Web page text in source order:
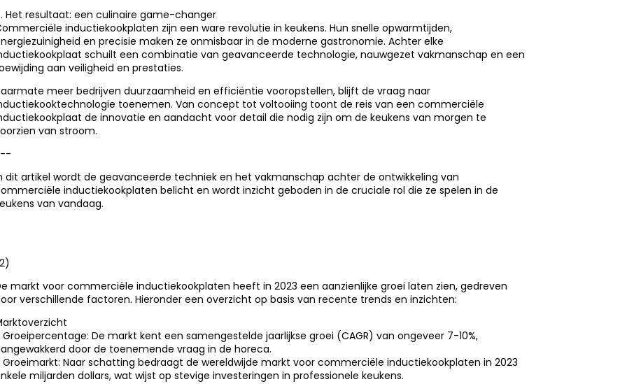
Het resultaat: een culinaire game-changer
inductiekookplaten zijn een ware revolutie in keukens. Hun snelle opwarmtijden,
en precisie maken ze onmisbaar in de moderne gastronomie. Achter elke
schuilt een combinatie van geavanceerde technologie, nauwgezet vakmanschap en een
aan veiligheid en prestaties.
meer bedrijven duurzaamheid en efficiëntie vooropstellen, blijft de vraag naar
toenemen. Van concept tot voltooiing toont de reis van een commerciële
de innovatie en aandacht voor detail die nodig zijn om de keukens van morgen te
van stroom.
dit artikel wordt de geavanceerde techniek en het vakmanschap achter de ontwikkeling van
inductiekookplaten belicht en wordt inzicht geboden in de cruciale rol die ze spelen in de
van vandaag.
markt voor commerciële inductiekookplaten heeft in 2023 een aanzienlijke groei laten zien, gedreven
verschillende factoren. Hieronder een overzicht op basis van recente trends en inzichten:
De markt kent een samengestelde jaarlijkse groei (CAGR) van ongeveer 7-10%,
door de toenemende vraag in de horeca.
Naar schatting bedraagt ​​de wereldwijde markt voor commerciële inductiekookplaten in 2023
miljarden dollars, wat wijst op stevige investeringen in professionele keukens.